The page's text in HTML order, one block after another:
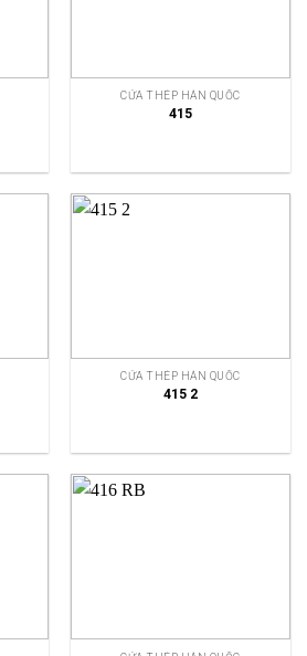
CỬA THÉP HÀN QUỐC
415
CỬA THÉP HÀN QUỐC
415 2